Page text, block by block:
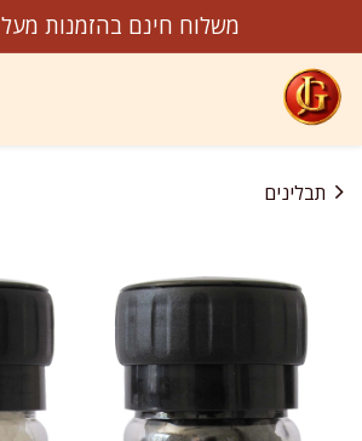
משלוח חינם בהזמנות מעל 299₪
תבלינים